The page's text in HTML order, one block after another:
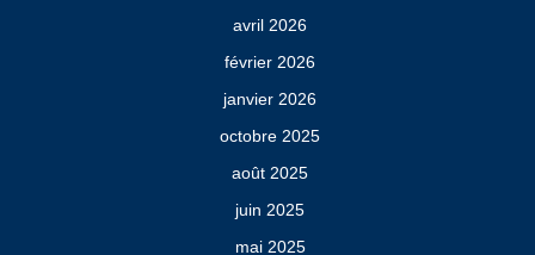
avril 2026
février 2026
janvier 2026
octobre 2025
août 2025
juin 2025
mai 2025